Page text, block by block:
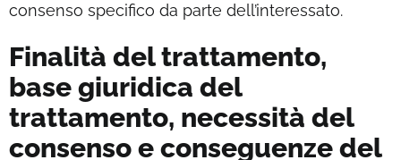
consenso specifico da parte dell’interessato.
Finalità del trattamento,
base giuridica del
trattamento, necessità del
consenso e conseguenze del